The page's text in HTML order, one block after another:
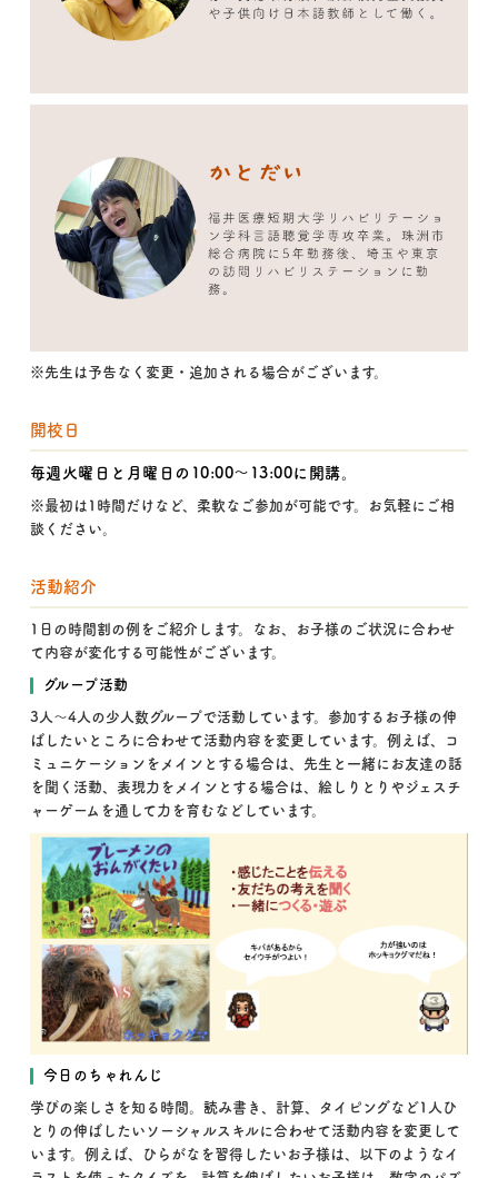
※先生は予告なく変更・追加される場合がございます。
開校日
毎週火曜日と月曜日の10:00〜13:00に開講。
※最初は1時間だけなど、柔軟なご参加が可能です。お気軽にご相
談ください。
活動紹介
1日の時間割の例をご紹介します。なお、お子様のご状況に合わせ
て内容が変化する可能性がございます。
グループ活動
3人〜4人の少人数グループで活動しています。参加するお子様の伸
ばしたいところに合わせて活動内容を変更しています。例えば、コ
ミュニケーションをメインとする場合は、先生と一緒にお友達の話
を聞く活動、表現力をメインとする場合は、絵しりとりやジェスチ
ャーゲームを通して力を育むなどしています。
今日のちゃれんじ
学びの楽しさを知る時間。読み書き、計算、タイピングなど1人ひ
とりの伸ばしたいソーシャルスキルに合わせて活動内容を変更して
います。例えば、ひらがなを習得したいお子様は、以下のようなイ